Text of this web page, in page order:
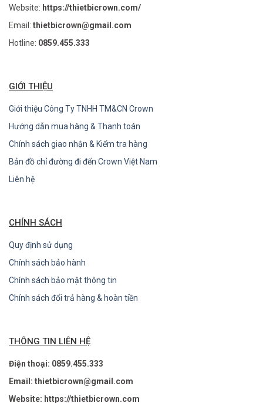
Website: https://thietbicrown.com/
Email: thietbicrown@gmail.com
Hotline: 0859.455.333
GIỚI THIỆU
Giới thiệu Công Ty TNHH TM&CN Crown
Hướng dẫn mua hàng & Thanh toán
Chính sách giao nhận & Kiểm tra hàng
Bản đồ chỉ đường đi đến Crown Việt Nam
Liên hệ
CHÍNH SÁCH
Quy định sử dụng
Chính sách bảo hành
Chính sách bảo mật thông tin
Chính sách đổi trả hàng & hoàn tiền
THÔNG TIN LIÊN HỆ
Điện thoại: 0859.455.333
Email: thietbicrown@gmail.com
Website: https://thietbicrown.com